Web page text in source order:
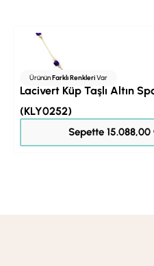
ÜrününFarklı RenkleriVar
Lacivert Küp Taşlı Altın
(KLY0252)
Sepette 15.088,00